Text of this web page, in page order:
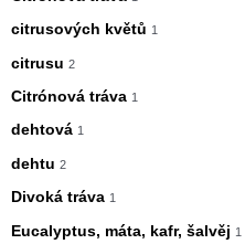
citrusových květů 1
citrusu 2
Citrónová tráva 1
dehtová 1
dehtu 2
Divoká tráva 1
Eucalyptus, máta, kafr, šalvěj 1